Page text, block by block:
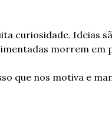
curiosidade. Ideias
morrem em
que nos motiva e